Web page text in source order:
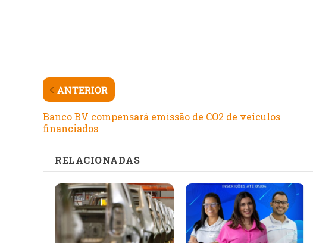
ANTERIOR
Banco BV compensará emissão de CO2 de veículos
financiados
RELACIONADAS